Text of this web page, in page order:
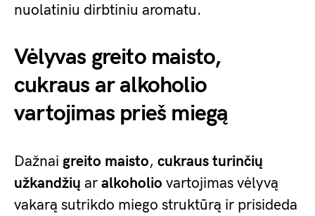
nuolatiniu dirbtiniu aromatu.
Vėlyvas greito maisto,
cukraus ar alkoholio
vartojimas prieš miegą
Dažnai greito maisto, cukraus turinčių
užkandžių ar alkoholio vartojimas vėlyvą
vakarą sutrikdo miego struktūrą ir prisideda